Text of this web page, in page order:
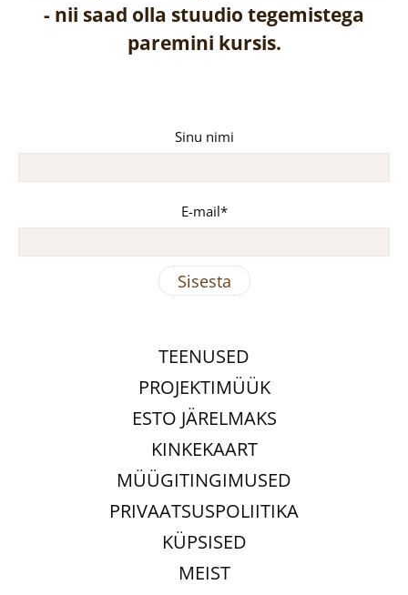
- nii saad olla stuudio tegemistega
paremini kursis.
Sinu nimi
E-mail
TEENUSED
PROJEKTIMÜÜK
ESTO JÄRELMAKS
KINKEKAART
MÜÜGITINGIMUSED
PRIVAATSUSPOLIITIKA
KÜPSISED
MEIST